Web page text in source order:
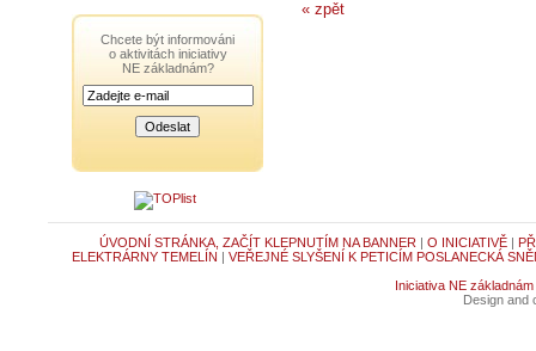
« zpět
Chcete být informováni
o aktivitách iniciativy
NE základnám?
ÚVODNÍ STRÁNKA, ZAČÍT KLEPNUTÍM NA BANNER | O INICIATIVĚ|
ELEKTRÁRNY TEMELÍN | VEŘEJNÉ SLYŠENÍ K PETICÍM POSLANECKÁ
Iniciativa NE základnám
Design and